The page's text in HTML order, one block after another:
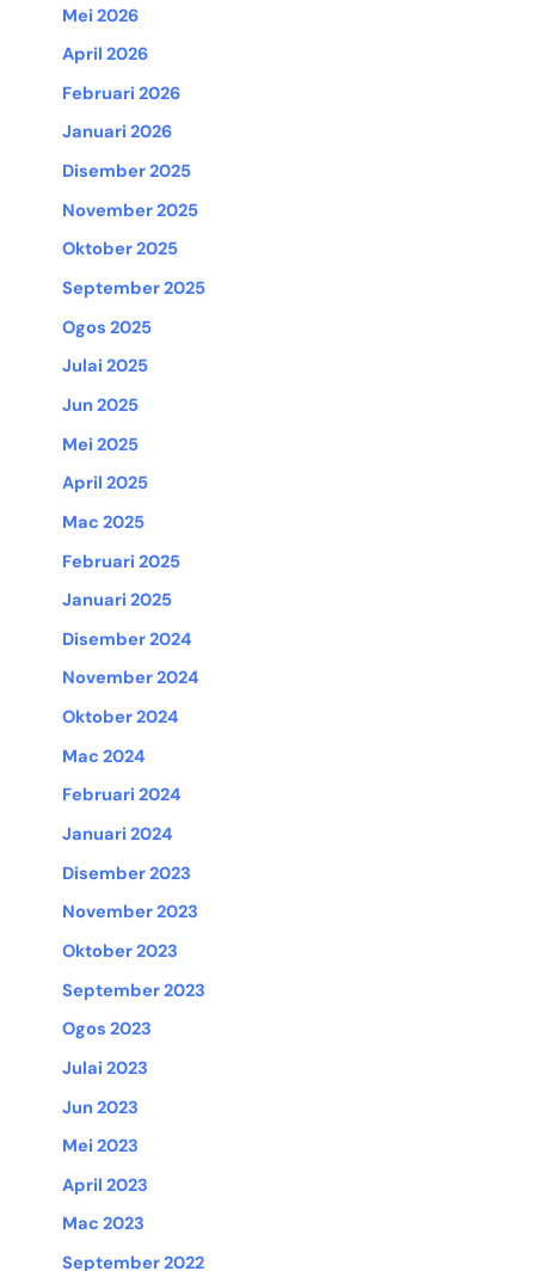
Mei 2026
April 2026
Februari 2026
Januari 2026
Disember 2025
November 2025
Oktober 2025
September 2025
Ogos 2025
Julai 2025
Jun 2025
Mei 2025
April 2025
Mac 2025
Februari 2025
Januari 2025
Disember 2024
November 2024
Oktober 2024
Mac 2024
Februari 2024
Januari 2024
Disember 2023
November 2023
Oktober 2023
September 2023
Ogos 2023
Julai 2023
Jun 2023
Mei 2023
April 2023
Mac 2023
September 2022